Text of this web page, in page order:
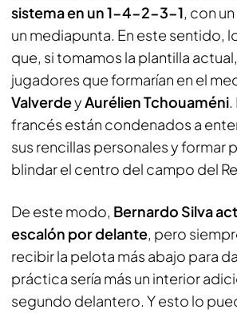
sistema en un 1-4-2-3-1, con
un mediapunta. En este sentido,
que, si tomamos la plantilla
jugadores que formarían en el
ValverdeyAurélien Tchouaméni.
francés están condenados a
sus rencillas personales y formar
blindar el centro del campo del
De este modo, Bernardo Silva
escalón por delante, pero
recibir la pelota más abajo para
práctica sería más un interior
segundo delantero. Y esto lo